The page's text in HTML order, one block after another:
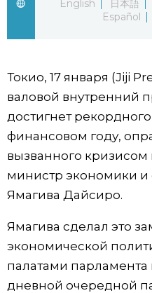
Фото/Видео
Разделы
Люди
Блог
Политика
Экономика
Популярные статьи
Японский язык
Японский
Семья
English
日本語
Español
Токио, 17 января (Jiji
валовой внутренний
достигнет
финансовом году,
вызванного кризисом
министр экономики и
Ямагива Дайсиро.
Ямагива сделал это
экономической
палатами парламента
дневной очередной